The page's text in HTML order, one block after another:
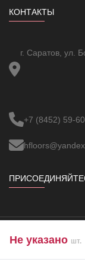
Не указано шт.
КОНТАКТЫ
г. Саратов, ул.
+7 (8452) 59-